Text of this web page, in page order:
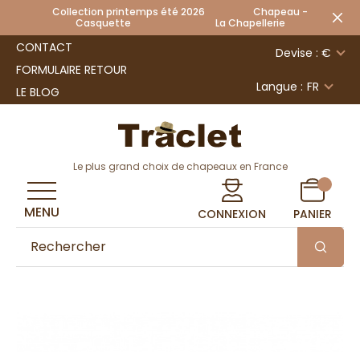
Collection printemps été 2026 Chapeau -
Casquette La Chapellerie
CONTACT
FORMULAIRE RETOUR
LE BLOG
Devise : €
Langue : FR
Le plus grand choix de chapeaux en France
CONNEXION PANIER
MENU